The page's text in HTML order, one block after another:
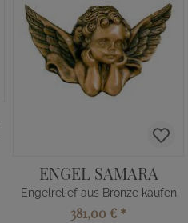
ENGEL SAMARA
Engelrelief aus Bronze kaufen
381,00 € *